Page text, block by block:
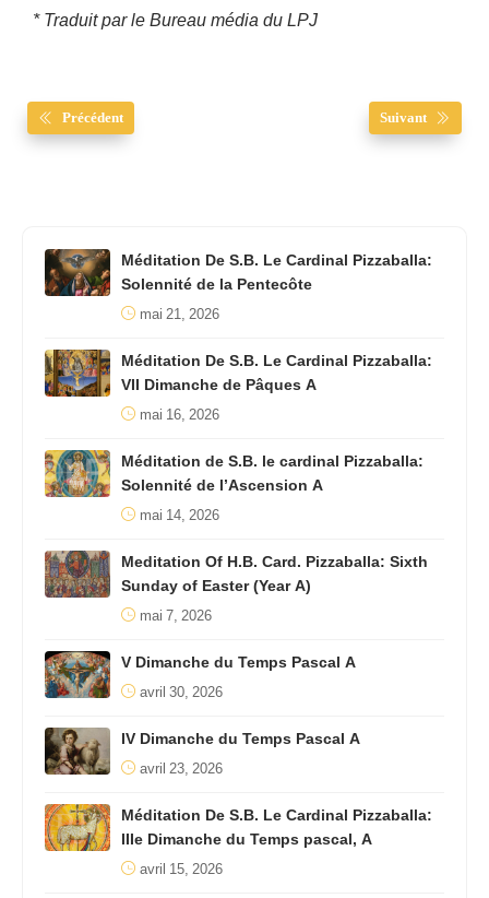
* Traduit par le Bureau média du LPJ
Précédent Suivant
Méditation De S.B. Le Cardinal Pizzaballa:
Solennité de la Pentecôte
mai 21, 2026
Méditation De S.B. Le Cardinal Pizzaballa:
VII Dimanche de Pâques A
mai 16, 2026
Méditation de S.B. le cardinal Pizzaballa:
Solennité de l’Ascension A
mai 14, 2026
Meditation Of H.B. Card. Pizzaballa: Sixth
Sunday of Easter (Year A)
mai 7, 2026
V Dimanche du Temps Pascal A
avril 30, 2026
IV Dimanche du Temps Pascal A
avril 23, 2026
Méditation De S.B. Le Cardinal Pizzaballa:
IIIe Dimanche du Temps pascal, A
avril 15, 2026